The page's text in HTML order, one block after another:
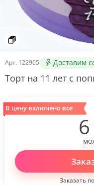
Арт. 122905 Доставим
Торт на 11 лет с
В цену включено все
Заказать